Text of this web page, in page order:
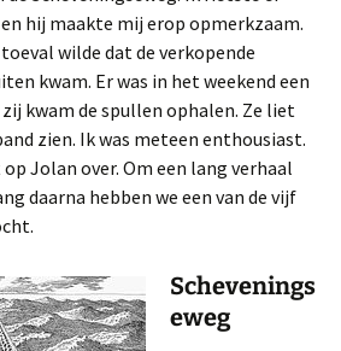
hij maakte mij erop opmerkzaam.
wilde dat de verkopende
kwam. Er was in het weekend een
kwam de spullen ophalen. Ze liet
zien. Ik was meteen enthousiast.
op Jolan over. Om een lang verhaal
daarna hebben we een van de vijf
Schevenings
eweg